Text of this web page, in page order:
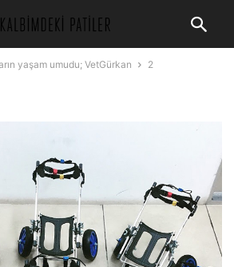
yaşam umudu; VetGürkan 2